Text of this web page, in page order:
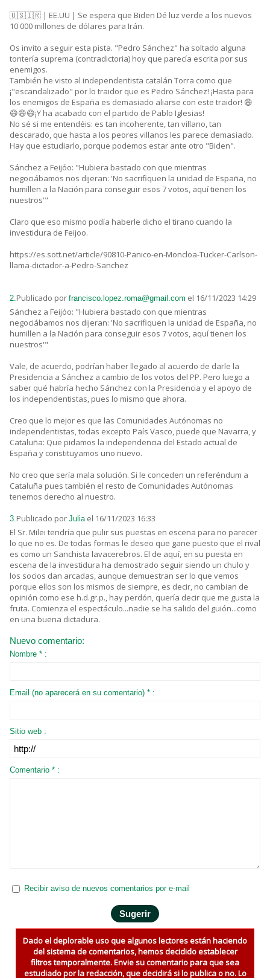
🇺🇸🇮🇷 | EE.UU | Se espera que Biden Dé luz verde a los nuevos
10 000 millones de dólares para Irán.
Os invito a seguir esta pista. "Pedro Sánchez" ha soltado alguna
tontería suprema (contradictoria) hoy que parecía escrita por sus
enemigos.
También he visto al independentista catalán Torra como que
¡"escandalizado" por lo traidor que es Pedro Sánchez! ¡Hasta para
los enemigos de España es demasiado aliarse con este traidor! 😄
😄😄😄¡Y ha acabado con el partido de Pablo Iglesias!
No sé si me entendéis: es tan incoherente, tan villano, tan
descarado, que hasta a los peores villanos les parece demasiado.
Hay que estudiarlo, porque podemos estar ante otro "Biden".
Sánchez a Feijóo: "Hubiera bastado con que mientras
negociábamos nos dijeran: 'No sacrifiquen la unidad de España, no
humillen a la Nación para conseguir esos 7 votos, aquí tienen los
nuestros'"
Claro que eso mismo podía haberle dicho el tirano cuando la
investidura de Feijoo.
https://es.sott.net/article/90810-Panico-en-Moncloa-Tucker-Carlson-
llama-dictador-a-Pedro-Sanchez
2.Publicado por francisco.lopez.roma@gmail.com el 16/11/2023 14:29
Sánchez a Feijóo: "Hubiera bastado con que mientras
negociábamos nos dijeran: 'No sacrifiquen la unidad de España, no
humillen a la Nación para conseguir esos 7 votos, aquí tienen los
nuestros'"
Vale, de acuerdo, podrían haber llegado al acuerdo de darle la
Presidencia a Sánchez a cambio de los votos del PP. Pero luego a
saber qué habría hecho Sánchez con la Presidencia y el apoyo de
los independentistas, pues lo mismo que ahora.
Creo que lo mejor es que las Comunidades Autónomas no
independentistas, todas excepto País Vasco, puede que Navarra, y
Cataluña: Que pidamos la independencia del Estado actual de
España y constituyamos uno nuevo.
No creo que sería mala solución. Si le conceden un referéndum a
Cataluña pues también el resto de Comunidades Autónomas
tenemos derecho al nuestro.
3.Publicado por Julia el 16/11/2023 16:33
El Sr. Milei tendría que pulir sus puestas en escena para no parecer
lo que no es. De todas formas le deseo que gane puesto que el rival
es como un Sanchista lavacerebros. El de aquí, en su puesta en
escena de la investidura ha demostrado seguir siendo un chulo y
los socios dan arcadas, aunque demuestran ser lo que vemos
porque ellos son los mismos de siempre, es decir, no cambian de
opinión como ese h.d.gr.p., hay perdón, quería decir que me gusta la
fruta. Comienza el espectáculo...nadie se ha salido del guión...como
en una buena dictadura.
Nuevo comentario:
Nombre * :
Email (no aparecerá en su comentario) * :
Sitio web :
Comentario * :
Recibir aviso de nuevos comentarios por e-mail
Dado el deplorable uso que algunos lectores están haciendo
del sistema de comentarios, hemos decidido establecer
filtros temporalmente. Envie su comentario para que sea
estudiado por la redacción, que decidirá si lo publica o no. Lo